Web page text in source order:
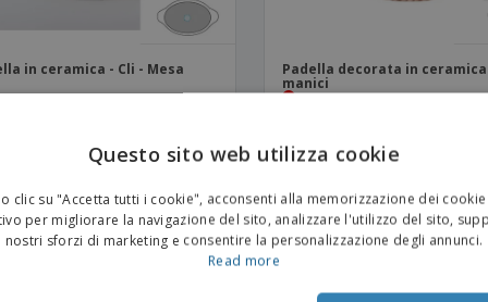
in ceramica - Cli - Mesa Padella decorata in ceramica
manici
Questo sito web utilizza cookie
clic su "Accetta tutti i cookie", acconsenti alla memorizzazione dei
per migliorare la navigazione del sito, analizzare l'utilizzo del sito,
nostri sforzi di marketing e consentire la personalizzazione degli annunci.
Read more